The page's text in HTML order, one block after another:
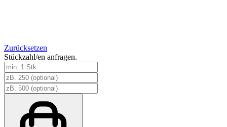
Zurücksetzen
Stückzahl/en anfragen.
Gewicht
GlowBaloon
Menge